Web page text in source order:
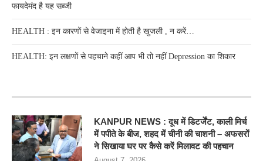
फायदेमंद है यह सब्जी
HEALTH : इन कारणों से वेजाइना में होती है खुजली , न करें…
HEALTH: इन लक्षणों से पहचाने कहीं आप भी तो नहीं Depression का शिकार
KANPUR NEWS : दूध में डिटर्जेंट, काली मिर्च
में पपीते के बीज, शहद में चीनी की चाशनी – अफसरों
ने सिखाया घर पर कैसे करें मिलावट की पहचान